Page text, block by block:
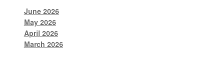
June 2026
May 2026
April 2026
March 2026